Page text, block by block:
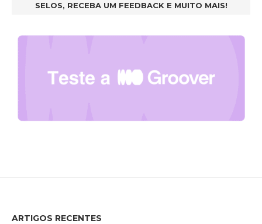
SELOS, RECEBA UM FEEDBACK E MUITO MAIS!
ARTIGOS RECENTES